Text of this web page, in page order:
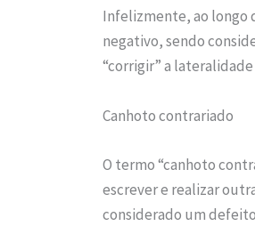
Infelizmente, ao longo
negativo, sendo
“corrigir” a
Canhoto contrariado
O termo “canhoto
escrever e realizar
considerado um